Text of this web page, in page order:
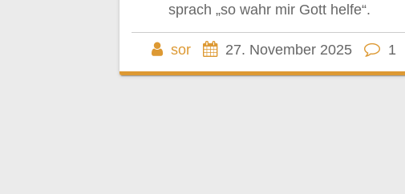
sprach „so wahr mir Gott helfe“.
sor 27. November 2025 1